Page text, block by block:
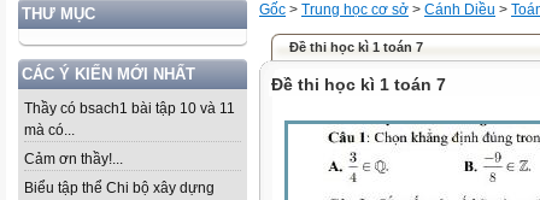
THƯ MỤC
CÁC Ý KIẾN MỚI NHẤT
Thầy có bsach1 bài tập 10 và 11
mà có...
Cảm ơn thầy!...
Biểu tập thể Chi bộ xây dựng
Gốc > Trung học cơ sở > Cánh Diều >
Đề thi học kì 1 toán 7
Đề thi học kì 1 toán 7